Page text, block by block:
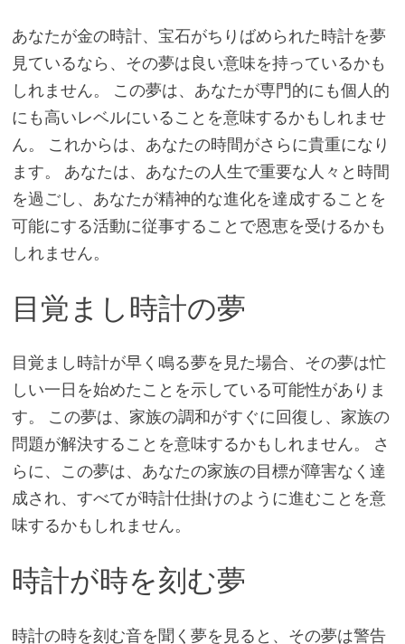
あなたが金の時計、宝石がちりばめられた時計を夢
見ているなら、その夢は良い意味を持っているかも
しれません。 この夢は、あなたが専門的にも個人的
にも高いレベルにいることを意味するかもしれませ
ん。 これからは、あなたの時間がさらに貴重になり
ます。 あなたは、あなたの人生で重要な人々と時間
を過ごし、あなたが精神的な進化を達成することを
可能にする活動に従事することで恩恵を受けるかも
しれません。
目覚まし時計の夢
目覚まし時計が早く鳴る夢を見た場合、その夢は忙
しい一日を始めたことを示している可能性がありま
す。 この夢は、家族の調和がすぐに回復し、家族の
問題が解決することを意味するかもしれません。 さ
らに、この夢は、あなたの家族の目標が障害なく達
成され、すべてが時計仕掛けのように進むことを意
味するかもしれません。
時計が時を刻む夢
時計の時を刻む音を聞く夢を見ると、その夢は警告